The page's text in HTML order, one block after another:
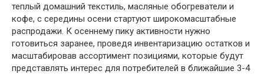
теплый домашний текстиль, масляные обогреватели и
кофе, с середины осени стартуют широкомасштабные
распродажи. К осеннему пику активности нужно
готовиться заранее, проведя инвентаризацию остатков и
масштабировав ассортимент позициями, которые будут
представлять интерес для потребителей в ближайшие 3-4